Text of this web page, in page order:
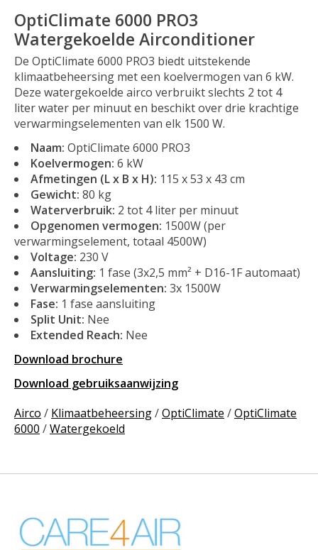
OptiClimate 6000 PRO3
Watergekoelde Airconditioner
De OptiClimate 6000 PRO3 biedt uitstekende
klimaatbeheersing met een koelvermogen van 6 kW.
Deze watergekoelde airco verbruikt slechts 2 tot 4
liter water per minuut en beschikt over drie krachtige
verwarmingselementen van elk 1500 W.
Naam: OptiClimate 6000 PRO3
Koelvermogen: 6 kW
Afmetingen (L x B x H): 115 x 53 x 43 cm
Gewicht: 80 kg
Waterverbruik: 2 tot 4 liter per minuut
Opgenomen vermogen: 1500W (per
verwarmingselement, totaal 4500W)
Voltage: 230 V
Aansluiting: 1 fase (3x2,5 mm² + D16-1F automaat)
Verwarmingselementen: 3x 1500W
Fase: 1 fase aansluiting
Split Unit: Nee
Extended Reach: Nee
Download brochure
Download gebruiksaanwijzing
Airco / Klimaatbeheersing/OptiClimate /OptiClimate
6000 /Watergekoeld